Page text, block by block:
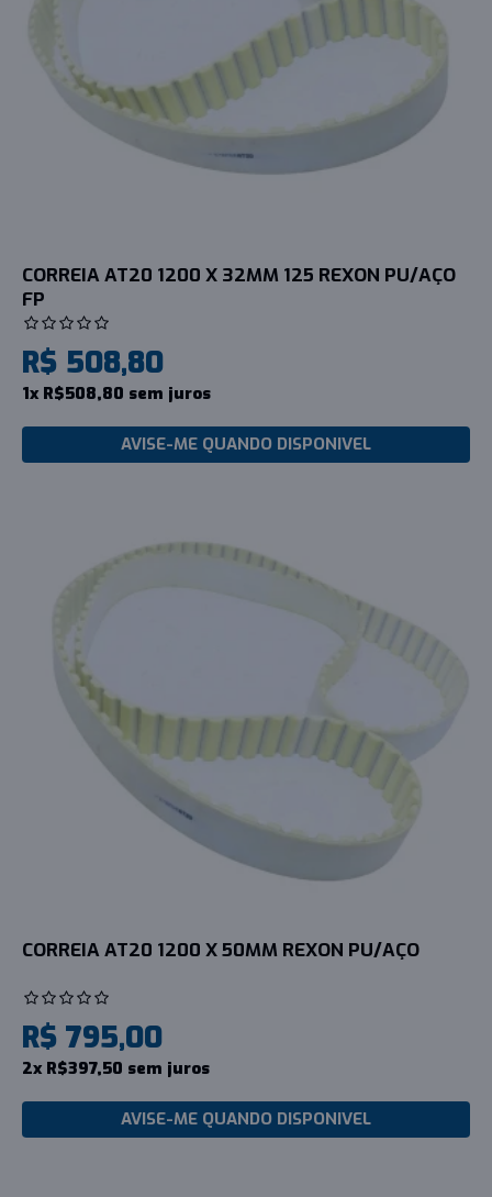
CORREIA AT20 1200 X 32MM 125 REXON PU/AÇO
FP
R$ 508,80
1x R$508,80 sem juros
AVISE-ME QUANDO DISPONIVEL
CORREIA AT20 1200 X 50MM REXON PU/AÇO
R$ 795,00
2x R$397,50 sem juros
AVISE-ME QUANDO DISPONIVEL